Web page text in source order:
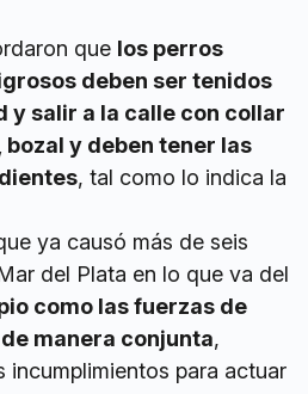
que los perros
deben ser tenidos
y salir a la calle con collar
y deben tener las
, tal como lo indica la
ya causó más de seis
del Plata en lo que va del
como las fuerzas de
manera conjunta,
incumplimientos para actuar